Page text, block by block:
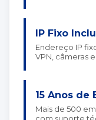
IP Fixo
Endereço IP
VPN, câmeras
15 Anos de
Mais de 500